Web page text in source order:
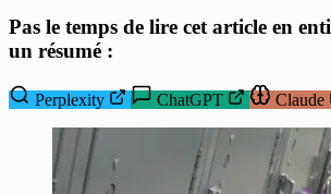
Pas le temps de lire cet article en
un résumé :
Perplexity ChatGPT Claude